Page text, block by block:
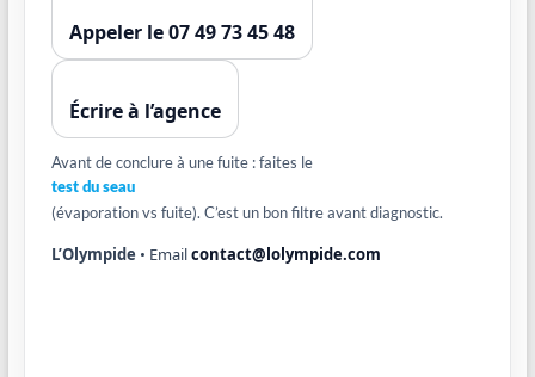
Appeler le 07 49 73 45 48
Écrire à l’agence
Avant de conclure à une fuite : faites le
test du seau
(évaporation vs fuite). C’est un bon filtre avant diagnostic.
L’Olympide • Emailcontact@lolympide.com